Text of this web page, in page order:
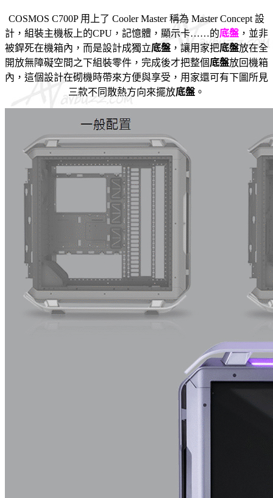
COSMOS C700P 用上了 Cooler Master 稱為 Master Concept 設
計，組裝主機板上的CPU，記憶體，顯示卡……的底盤 ，並非
被銲死在機箱內，而是設計成獨立底盤 ，讓用家把底盤放在全
開放無障礙空間之下組裝零件，完成後才把整個底盤放回機箱
內，這個設計在砌機時帶來方便與享受，用家還可有下圖所見
三款不同散熱方向來擺放底盤 。